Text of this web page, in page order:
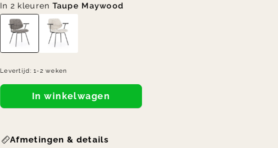
In 2 kleuren Taupe Maywood
Levertijd:1-2 weken
In winkelwagen
Afmetingen & details